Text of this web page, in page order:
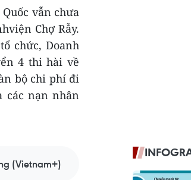
vẫn chưa
Chợ Rẫy.
chức, Doanh
4 thi hài về
bộ chi phí đi
các nạn nhân
(Vietnam+)